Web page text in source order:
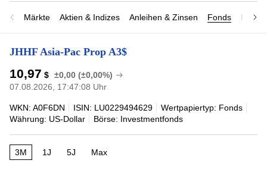
Märkte Aktien & Indizes Anleihen & Zinsen Fonds
JHHF Asia-Pac Prop A3$
10,97 $ ±0,00 (±0,00%)
07.08.2026, 17:47:08 Uhr
WKN: A0F6DN ISIN: LU0229494629
Wertpapiertyp: Fonds
Währung: US-Dollar
Börse: Investmentfonds
3M 1J 5J Max